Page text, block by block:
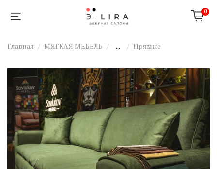
0
Главная МЯГКАЯ МЕБЕЛЬ ... Прямые